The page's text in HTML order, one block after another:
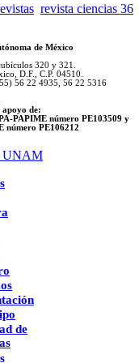
revista ciencias 36
de México
320 y 321.
D.F., C.P. 04510.
56 22 4935, 56 22 5316
de:
PAPIME número PE103509 y
número PE106212
de